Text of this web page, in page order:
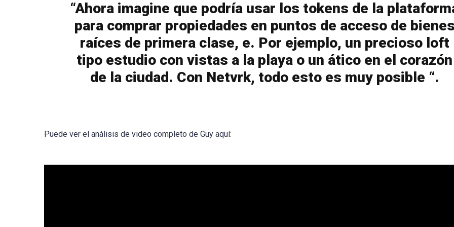
“Ahora imagine que podría usar los tokens de la
para comprar propiedades en puntos de acceso de
raíces de primera clase, e. Por ejemplo, un precioso loft
tipo estudio con vistas a la playa o un ático en el corazón
de la ciudad. Con Netvrk, todo esto es muy posible “.
Puede ver el análisis de video completo de Guy aquí: